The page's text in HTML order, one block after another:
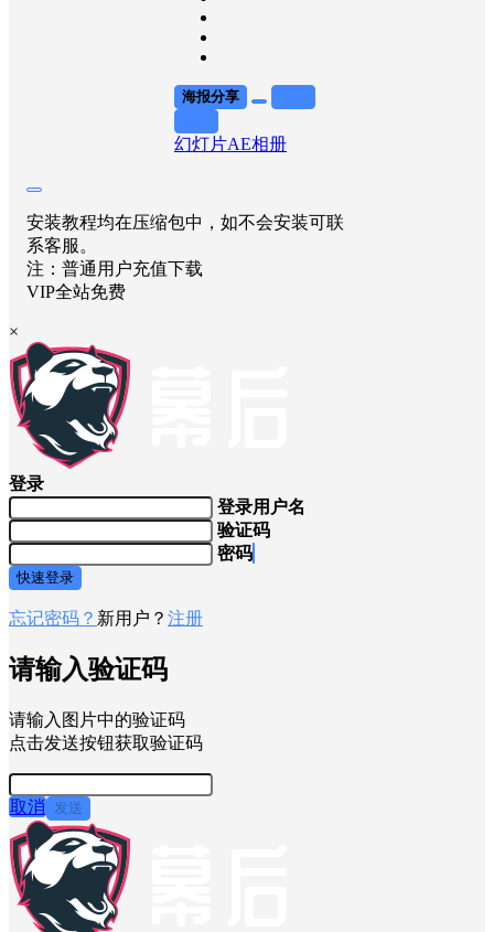
海报分享
幻灯片AE相册
安装教程均在压缩包中，如不会安装可联
系客服。
注：普通用户充值下载
VIP全站免费
×
登录
登录用户名
验证码
密码
快速登录
忘记密码？ 新用户？ 注册
请输入验证码
请输入图片中的验证码
点击发送按钮获取验证码
取消 发送